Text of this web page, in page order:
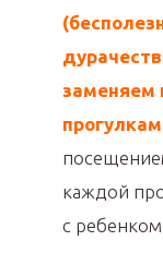
заменяем
каждой
с